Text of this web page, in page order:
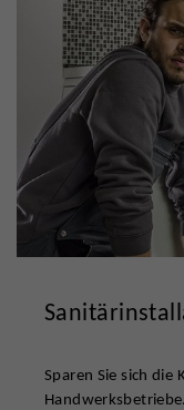
Sparen Sie sich